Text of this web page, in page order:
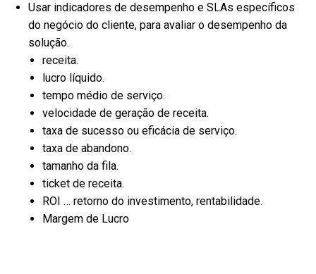
Usar indicadores de desempenho e SLAs específicos
do negócio do cliente, para avaliar o desempenho da
solução.
receita.
lucro líquido.
tempo médio de serviço.
velocidade de geração de receita.
taxa de sucesso ou eficácia de serviço.
taxa de abandono.
tamanho da fila.
ticket de receita.
ROI … retorno do investimento, rentabilidade.
Margem de Lucro